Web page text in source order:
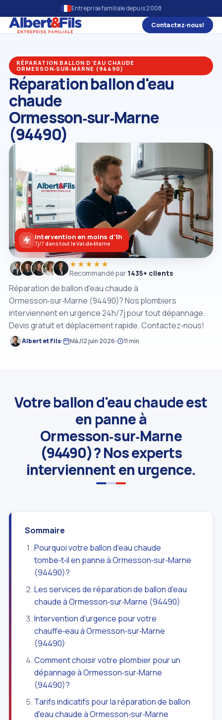
Entreprise familiale depuis 2008
Contactez‑nous!
RÉPARATION BALLON D'EAU CHAUDE
ORMESSON‑SUR‑MARNE (94490)
Réparation ballon d'eau
chaude
Ormesson‑sur‑Marne
(94490)
Réparation de ballon d'eau chaude à
Ormesson‑sur‑Marne (94490)? Nos plombiers
interviennent en urgence 24h/7j pour tout dépannage.
Devis gratuit et déplacement rapide. Contactez‑nous!
Albert et Fils MàJ12 juin 2026 11 min
★★★★★
Recommandé par 1435+ clients
Intervention en moins d'1h
7j/7 dans tout le Val‑de‑Marne
Votre ballon d'eau chaude est
en panne à
Ormesson‑sur‑Marne
(94490)? Nos experts
interviennent en urgence.
Sommaire
Pourquoi votre ballon d'eau chaude
tombe‑t‑il en panne à Ormesson‑sur‑Marne
(94490)?
Les services de réparation de ballon d'eau
chaude à Ormesson‑sur‑Marne (94490)
Intervention d'urgence pour votre
chauffe‑eau à Ormesson‑sur‑Marne
(94490)
Comment choisir votre plombier pour un
dépannage à Ormesson‑sur‑Marne
(94490)?
Tarifs indicatifs pour la réparation de ballon
d'eau chaude à Ormesson‑sur‑Marne